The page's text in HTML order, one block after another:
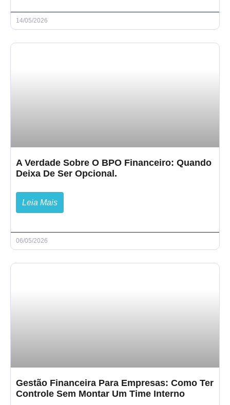
14/05/2026
A Verdade Sobre O BPO Financeiro: Quando
Deixa De Ser Opcional.
Leia Mais
06/05/2026
Gestão Financeira Para Empresas: Como Ter
Controle Sem Montar Um Time Interno